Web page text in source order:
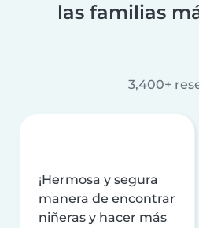
las familias
3,400+
¡Hermosa y segura
manera de encontrar
niñeras y hacer más